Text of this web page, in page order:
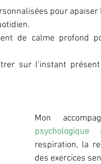
pour apaiser
de calme profond
sur l’instant
Mon
respiration, la
des exercices